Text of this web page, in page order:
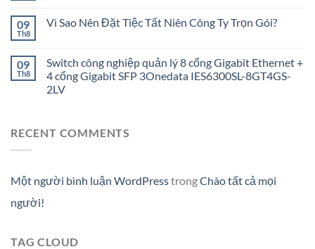
09
Th8
Vì Sao Nên Đặt Tiệc Tất Niên Công Ty Trọn Gói?
09
Th8
Switch công nghiệp quản lý 8 cổng Gigabit Ethernet +
4 cổng Gigabit SFP 3Onedata IES6300SL-8GT4GS-
2LV
RECENT COMMENTS
Một người bình luận WordPresstrongChào tất cả mọi
người!
TAG CLOUD